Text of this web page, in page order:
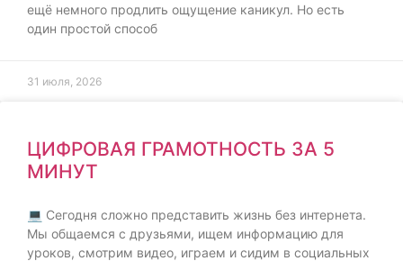
ещё немного продлить ощущение каникул. Но есть
один простой способ
31 июля, 2026
ЦИФРОВАЯ ГРАМОТНОСТЬ ЗА 5
МИНУТ
💻 Сегодня сложно представить жизнь без интернета.
Мы общаемся с друзьями, ищем информацию для
уроков, смотрим видео, играем и сидим в социальных